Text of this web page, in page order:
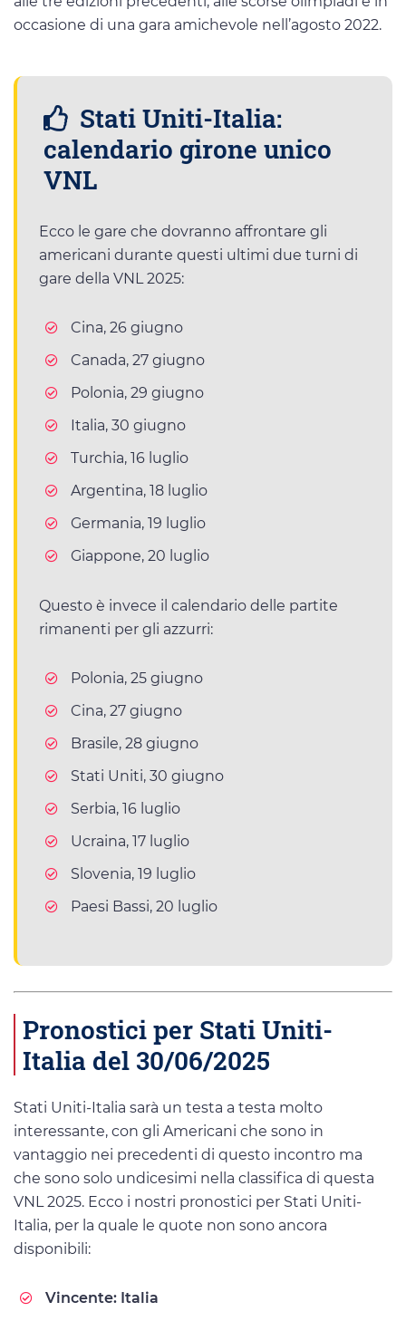
occasione di una gara amichevole nell’agosto 2022.
Stati Uniti-Italia:
calendario girone unico
VNL
Ecco le gare che dovranno affrontare gli
americani durante questi ultimi due turni di
gare della VNL 2025:
Cina, 26 giugno
Canada, 27 giugno
Polonia, 29 giugno
Italia, 30 giugno
Turchia, 16 luglio
Argentina, 18 luglio
Germania, 19 luglio
Giappone, 20 luglio
Questo è invece il calendario delle partite
rimanenti per gli azzurri:
Polonia, 25 giugno
Cina, 27 giugno
Brasile, 28 giugno
Stati Uniti, 30 giugno
Serbia, 16 luglio
Ucraina, 17 luglio
Slovenia, 19 luglio
Paesi Bassi, 20 luglio
Pronostici per Stati Uniti-
Italia del 30/06/2025
Stati Uniti-Italia sarà un testa a testa molto
interessante, con gli Americani che sono in
vantaggio nei precedenti di questo incontro ma
che sono solo undicesimi nella classifica di questa
VNL 2025. Ecco i nostri pronostici per Stati Uniti-
Italia, per la quale le quote non sono ancora
disponibili:
Vincente: Italia